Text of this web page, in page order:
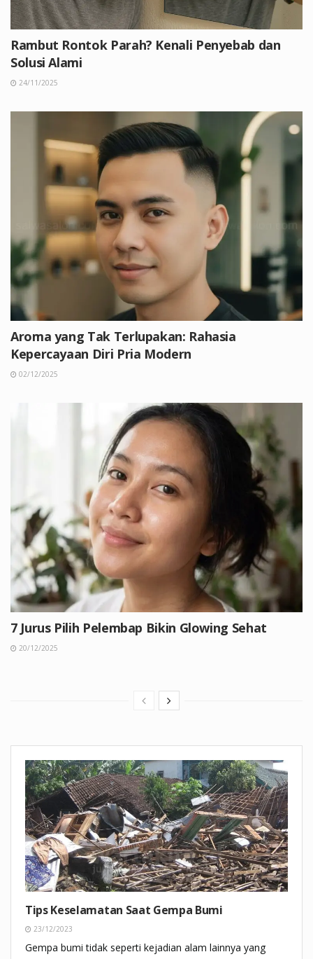
Rambut Rontok Parah? Kenali Penyebab dan
Solusi Alami
24/11/2025
Aroma yang Tak Terlupakan: Rahasia
Kepercayaan Diri Pria Modern
02/12/2025
7 Jurus Pilih Pelembap Bikin Glowing Sehat
20/12/2025
Tips Keselamatan Saat Gempa Bumi
23/12/2023
Gempa bumi tidak seperti kejadian alam lainnya yang